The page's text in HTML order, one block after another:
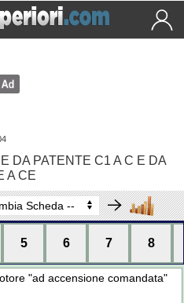
DA PATENTE C1 A C E DA
A CE
5 6 7 8
"ad accensione comandata"